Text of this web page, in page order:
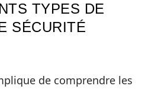
TYPES DE
SÉCURITÉ
de comprendre les